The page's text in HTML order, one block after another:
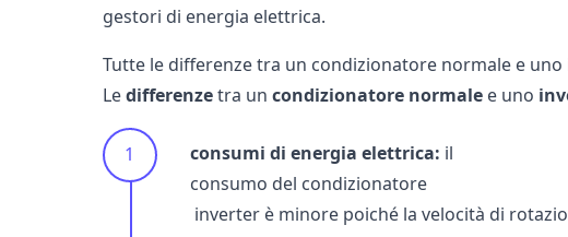
gestori di energia elettrica.
Tutte le differenze tra un condizionatore normale e
Ledifferenzetra un condizionatore normalee uno
consumi di energia elettrica: il
consumo del condizionatore
inverter è minore poiché la velocità di